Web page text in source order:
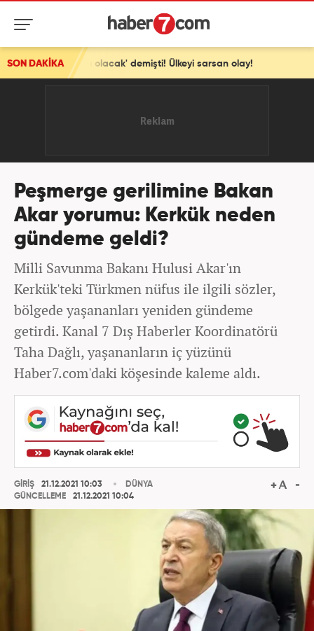
SON DAKİKA
olacak' demişti! Ülkeyi sarsan olay!
Peşmerge gerilimine Bakan
Akar yorumu: Kerkük neden
gündeme geldi?
Milli Savunma Bakanı Hulusi Akar'ın
Kerkük'teki Türkmen nüfus ile ilgili sözler,
bölgede yaşananları yeniden gündeme
getirdi. Kanal 7 Dış Haberler Koordinatörü
Taha Dağlı, yaşananların iç yüzünü
Haber7.com'daki köşesinde kaleme aldı.
GİRİŞ
21.12.2021 10:03
GÜNCELLEME
21.12.2021 10:04
DÜNYA